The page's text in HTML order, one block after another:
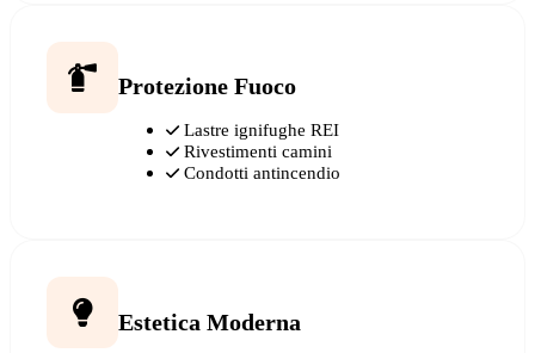
Protezione Fuoco
Lastre ignifughe REI
Rivestimenti camini
Condotti antincendio
Estetica Moderna